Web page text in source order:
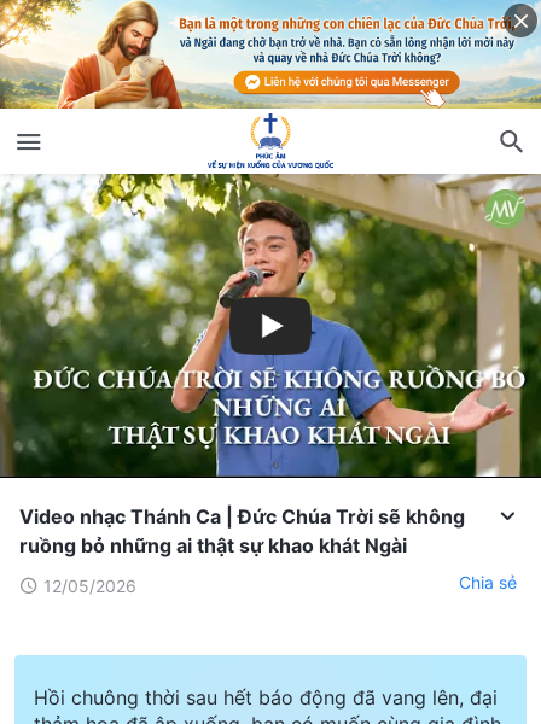
Video nhạc Thánh Ca | Đức Chúa Trời sẽ không
ruồng bỏ những ai thật sự khao khát Ngài
12/05/2026 Chia sẻ
Hồi chuông thời sau hết báo động đã vang lên, đại